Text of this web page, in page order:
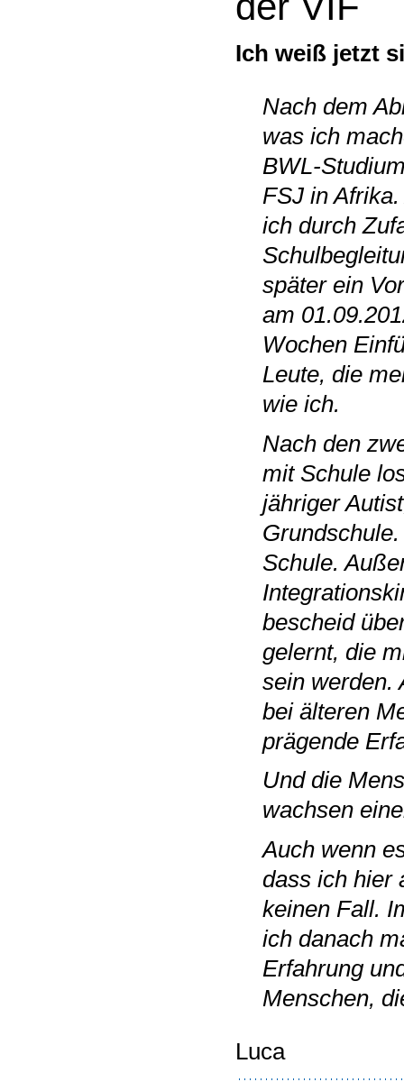
Ich weiß jetzt
Nach dem
was ich
BWL-
FSJ in
ich durch
später ein
am
Wochen
Leute, die
wie ich.
Nach den
mit Schule
jähriger
Schule.
bescheid
gelernt, die
sein werden.
bei älteren
prägende
Und die
wachsen
Auch wenn
dass ich hier
keinen Fall.
ich danach
Erfahrung
Menschen,
Luca